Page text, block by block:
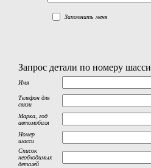
Запомнить меня
Запрос детали по номеру шасси
Имя
Телефон для
связи
Марка, год
автомобиля
Номер
шасси
Список
необходимых
деталей